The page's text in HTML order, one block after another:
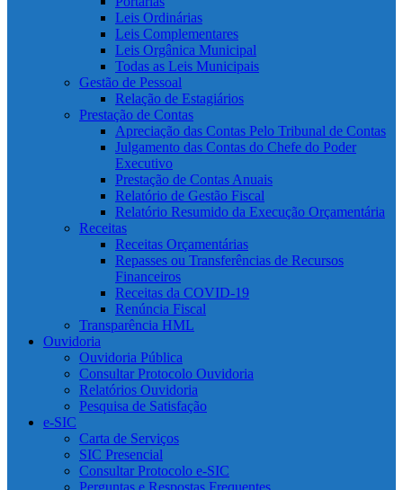
Leis Ordinárias
Leis Complementares
Leis Orgânica Municipal
Todas as Leis Municipais
Gestão de Pessoal
Relação de Estagiários
Prestação de Contas
Apreciação das Contas Pelo Tribunal de Contas
Julgamento das Contas do Chefe do Poder
Executivo
Prestação de Contas Anuais
Relatório de Gestão Fiscal
Relatório Resumido da Execução Orçamentária
Receitas
Receitas Orçamentárias
Repasses ou Transferências de Recursos
Financeiros
Receitas da COVID-19
Renúncia Fiscal
Transparência HML
Ouvidoria
Ouvidoria Pública
Consultar Protocolo Ouvidoria
Relatórios Ouvidoria
Pesquisa de Satisfação
e-SIC
Carta de Serviços
SIC Presencial
Consultar Protocolo e-SIC